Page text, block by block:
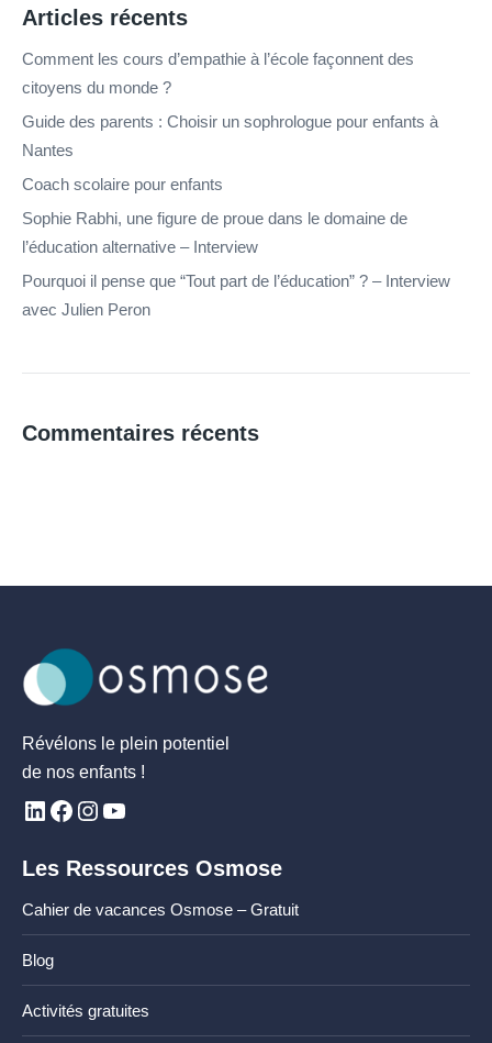
Articles récents
Comment les cours d’empathie à l’école façonnent des
citoyens du monde ?
Guide des parents : Choisir un sophrologue pour enfants à
Nantes
Coach scolaire pour enfants
Sophie Rabhi, une figure de proue dans le domaine de
l’éducation alternative – Interview
Pourquoi il pense que “Tout part de l’éducation” ? – Interview
avec Julien Peron
Commentaires récents
Révélons le plein potentiel
de nos enfants !
Les Ressources Osmose
Cahier de vacances Osmose – Gratuit
Blog
Activités gratuites